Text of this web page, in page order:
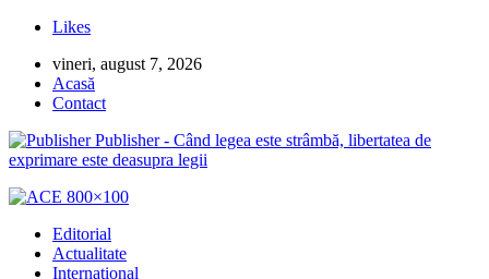
Likes
vineri, august 7, 2026
Acasă
Contact
Publisher - Când legea este strâmbă, libertatea de
exprimare este deasupra legii
Editorial
Actualitate
International